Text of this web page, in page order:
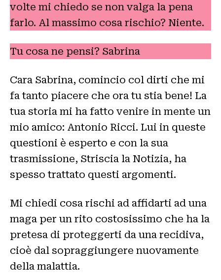
volte mi chiedo se non valga la pena
farlo. Al massimo cosa rischio? Niente.
Tu cosa ne pensi? Sabrina
Cara Sabrina, comincio col dirti che mi
fa tanto piacere che ora tu stia bene! La
tua storia mi ha fatto venire in mente un
mio amico: Antonio Ricci. Lui in queste
questioni è esperto e con la sua
trasmissione, Striscia la Notizia, ha
spesso trattato questi argomenti.
Mi chiedi cosa rischi ad affidarti ad una
maga per un rito costosissimo che ha la
pretesa di proteggerti da una recidiva,
cioè dal sopraggiungere nuovamente
della malattia.